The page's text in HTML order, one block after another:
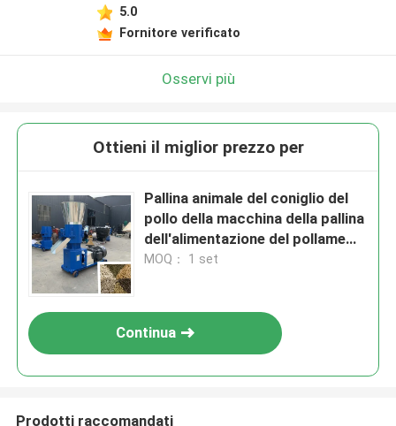
5.0
Fornitore verificato
Osservi più
Ottieni il miglior prezzo per
Pallina animale del coniglio del
pollo della macchina della pallina
dell'alimentazione del pollame
del bestiame che fa macchina
MOQ： 1 set
Continua
Prodotti raccomandati